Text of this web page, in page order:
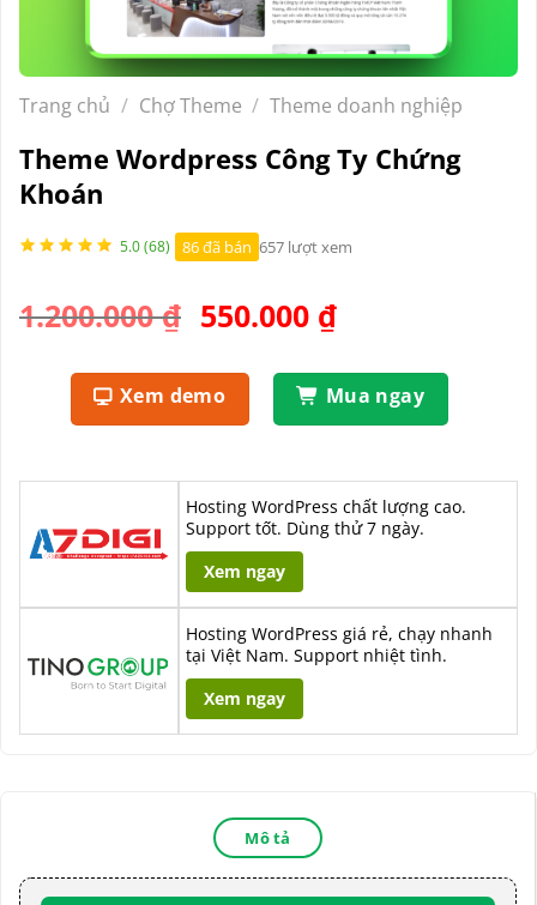
Trang chủ / Chợ Theme / Theme doanh nghiệp
Theme Wordpress Công Ty Chứng
Khoán
5.0 (68) 86 đã bán 657 lượt xem
1.200.000₫ Giá
là:
1.200.000 ₫.
550.000 ₫Giá
tại
là:
Xem demo Mua ngay
Hosting WordPress chất lượng cao.
Support tốt. Dùng thử 7 ngày.
Xem ngay
Hosting WordPress giá rẻ, chạy nhanh
tại Việt Nam. Support nhiệt tình.
Xem ngay
Mô tả